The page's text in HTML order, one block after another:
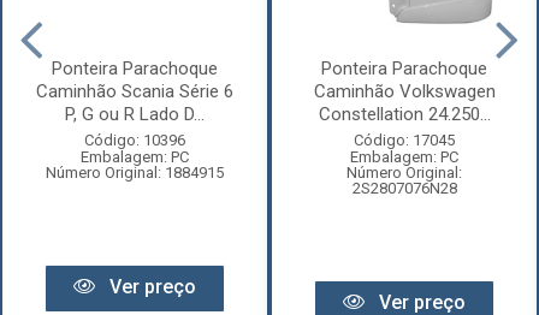
Ponteira Parachoque
Caminhão Scania Série 6
P, G ou R Lado D...
Código: 10396
Embalagem: PC
Número Original: 1884915
Ver preço
Ponteira Parachoque
Caminhão Volkswagen
Constellation 24.250...
Código: 17045
Embalagem: PC
Número Original:
2S2807076N28
Ver preço